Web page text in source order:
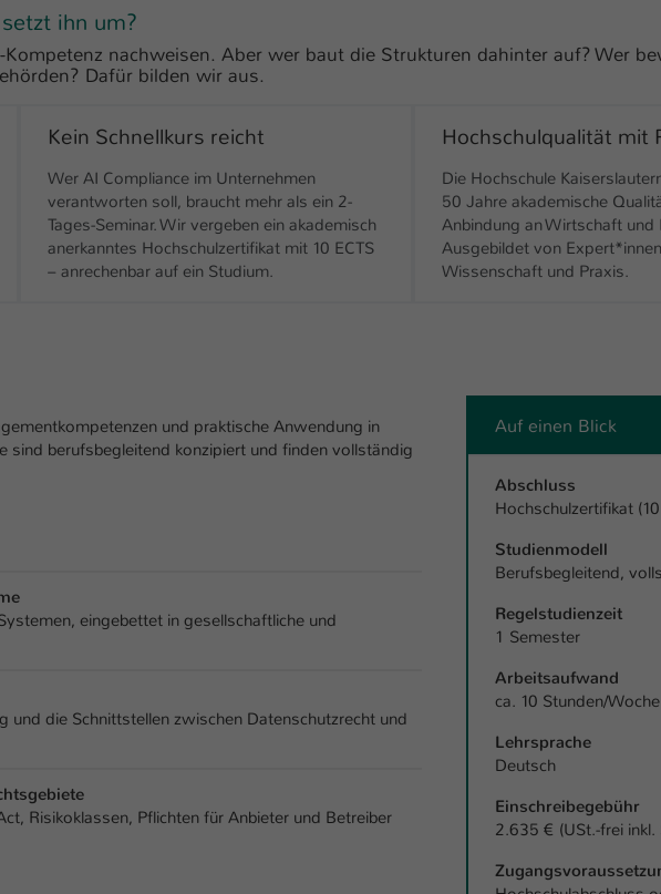
ihn um?
nachweisen. Aber wer baut die Strukturen dahinter auf? Wer
Dafür bilden wir aus.
Kein Schnellkurs reicht
Wer AI Compliance im Unternehmen
verantworten soll, braucht mehr als ein 2-
Tages-Seminar. Wir vergeben ein akademisch
anerkanntes Hochschulzertifikat mit 10 ECTS
– anrechenbar auf ein Studium.
Hochschulqualität mit
Die Hochschule
50 Jahre akademische
Anbindung an Wirtschaft und
Ausgebildet von
Wissenschaft und Praxis.
und praktische Anwendung in
sind berufsbegleitend konzipiert un­­d finden vollständig
eingebettet in gesellschaftliche und
und die Schnittstellen zwischen Datenschutzrecht und
Risikoklassen, Pflichten für Anbieter und Betreiber
Auf einen Blick
Abschl­­uss
Hochschulzertifikat (10
Studienmodell
Berufsbegleitend,
Regelstudienzeit
1 Semester
Arbeitsaufwand
ca. 10 Stunden/Woche
Lehrsprache
Deutsch
Einschreibegebühr
2.635 € (USt.-frei inkl.
Webseiten-Betreiber dies eingestellt hat.
Anbieter TYPO3
Laufzeit 1 Woche
Dieses Cookie ist ein Standard-Session-Cookie
von TYPO3. Es speichert im Fall eines Intranet-
Anbieter TYPO3